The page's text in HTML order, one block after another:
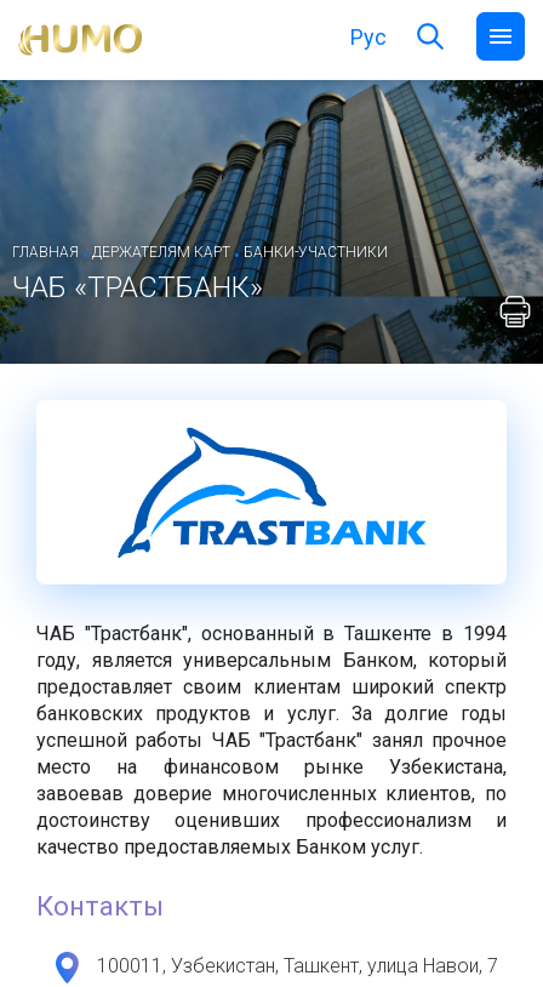
Рус
ГЛАВНАЯ . ДЕРЖАТЕЛЯМ КАРТ .БАНКИ-УЧАСТНИКИ
ЧАБ «ТРАСТБАНК»
ЧАБ "Трастбанк", основанный в Ташкенте в 1994
году, является универсальным Банком, который
предоставляет своим клиентам широкий спектр
банковских продуктов и услуг. За долгие годы
успешной работы ЧАБ "Трастбанк" занял прочное
место на финансовом рынке Узбекистана,
завоевав доверие многочисленных клиентов, по
достоинству оценивших профессионализм и
качество предоставляемых Банком услуг.
Контакты
100011, Узбекистан, Ташкент, улица Навои, 7